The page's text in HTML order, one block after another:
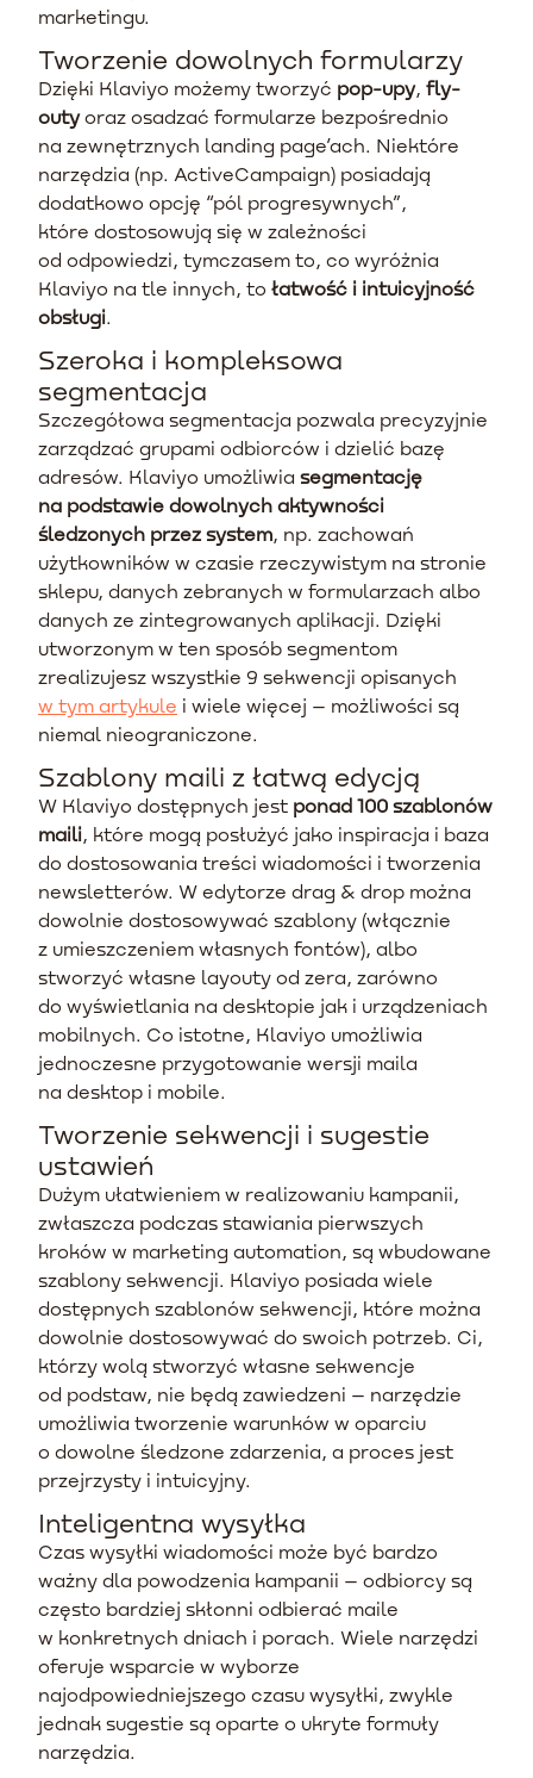
marketingu.
Tworzenie dowolnych formularzy
Dzięki Klaviyo możemy tworzyć pop-upy, fly-
outyoraz osadzać formularze bezpośrednio
na zewnętrznych landing page’ach. Niektóre
narzędzia (np. ActiveCampaign) posiadają
dodatkowo opcję “pól progresywnych”,
które dostosowują się w zależności
od odpowiedzi, tymczasem to, co wyróżnia
Klaviyo na tle innych, to łatwość i intuicyjność
obsługi.
Szeroka i kompleksowa
segmentacja
Szczegółowa segmentacja pozwala precyzyjnie
zarządzać grupami odbiorców i dzielić bazę
adresów. Klaviyo umożliwia segmentację
na podstawie dowolnych aktywności
śledzonych przez system, np. zachowań
użytkowników w czasie rzeczywistym na stronie
sklepu, danych zebranych w formularzach albo
danych ze zintegrowanych aplikacji. Dzięki
utworzonym w ten sposób segmentom
zrealizujesz wszystkie 9 sekwencji opisanych
w tym artykule i wiele więcej – możliwości są
niemal nieograniczone.
Szablony maili z łatwą edycją
W Klaviyo dostępnych jest ponad 100 szablonów
maili, które mogą posłużyć jako inspiracja i baza
do dostosowania treści wiadomości i tworzenia
newsletterów. W edytorze drag & drop można
dowolnie dostosowywać szablony (włącznie
z umieszczeniem własnych fontów), albo
stworzyć własne layouty od zera, zarówno
do wyświetlania na desktopie jak i urządzeniach
mobilnych. Co istotne, Klaviyo umożliwia
jednoczesne przygotowanie wersji maila
na desktop i mobile.
Tworzenie sekwencji i sugestie
ustawień
Dużym ułatwieniem w realizowaniu kampanii,
zwłaszcza podczas stawiania pierwszych
kroków w marketing automation, są wbudowane
szablony sekwencji. Klaviyo posiada wiele
dostępnych szablonów sekwencji, które można
dowolnie dostosowywać do swoich potrzeb. Ci,
którzy wolą stworzyć własne sekwencje
od podstaw, nie będą zawiedzeni – narzędzie
umożliwia tworzenie warunków w oparciu
o dowolne śledzone zdarzenia, a proces jest
przejrzysty i intuicyjny.
Inteligentna wysyłka
Czas wysyłki wiadomości może być bardzo
ważny dla powodzenia kampanii – odbiorcy są
często bardziej skłonni odbierać maile
w konkretnych dniach i porach. Wiele narzędzi
oferuje wsparcie w wyborze
najodpowiedniejszego czasu wysyłki, zwykle
jednak sugestie są oparte o ukryte formuły
narzędzia.